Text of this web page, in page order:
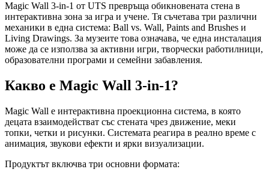
Magic Wall 3-in-1 от UTS превръща обикновената стена в
интерактивна зона за игра и учене. Тя съчетава три различни
механики в една система: Ball vs. Wall, Paints and Brushes и
Living Drawings. За музеите това означава, че една инсталация
може да се използва за активни игри, творчески работилници,
образователни програми и семейни забавления.
Какво е Magic Wall 3-in-1?
Magic Wall е интерактивна проекционна система, в която
децата взаимодействат със стената чрез движение, меки
топки, четки и рисунки. Системата реагира в реално време с
анимация, звукови ефекти и ярки визуализации.
Продуктът включва три основни формата: